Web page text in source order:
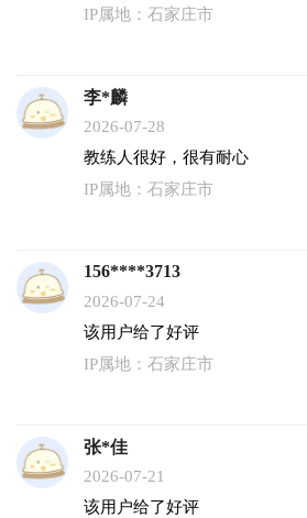
南校区地址：行唐县西外环与
北校区地址：行唐县王七里峰
道驾校）
咨询电话：0311-82685555
IP属地：石家庄市
李*麟
2026-07-28
教练人很好，很有耐心
IP属地：石家庄市
156****3713
2026-07-24
该用户给了好评
IP属地：石家庄市
张*佳
2026-07-21
该用户给了好评